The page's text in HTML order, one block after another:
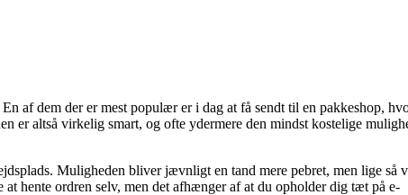
af dem der er mest populær er i dag at få sendt til en pakkeshop,
er altså virkelig smart, og ofte ydermere den mindst kostelige
Muligheden bliver jævnligt en tand mere pebret, men lige så
hente ordren selv, men det afhænger af at du opholder dig tæt på e-